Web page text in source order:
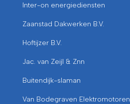
Inter-on energiediensten
Zaanstad Dakwerken B.V.
Hoftijzer B.V.
Jac. van Zeijl & Znn
Buitendijk-slaman
Van Bodegraven Elektromotoren